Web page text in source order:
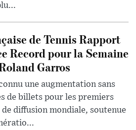
de Tennis Rapport
Record pour la Semaine
Garros
une augmentation sans
de billets pour les premiers
diffusion mondiale, soutenue